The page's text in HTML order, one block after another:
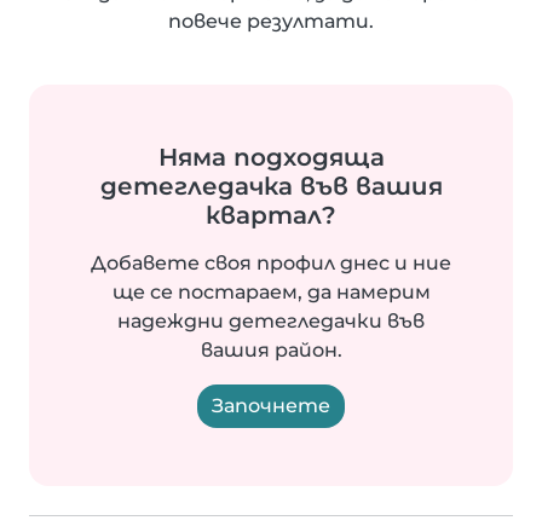
повече резултати.
Няма подходяща
детегледачка във вашия
квартал?
Добавете своя профил днес и ние
ще се постараем, да намерим
надеждни детегледачки във
вашия район.
Започнете